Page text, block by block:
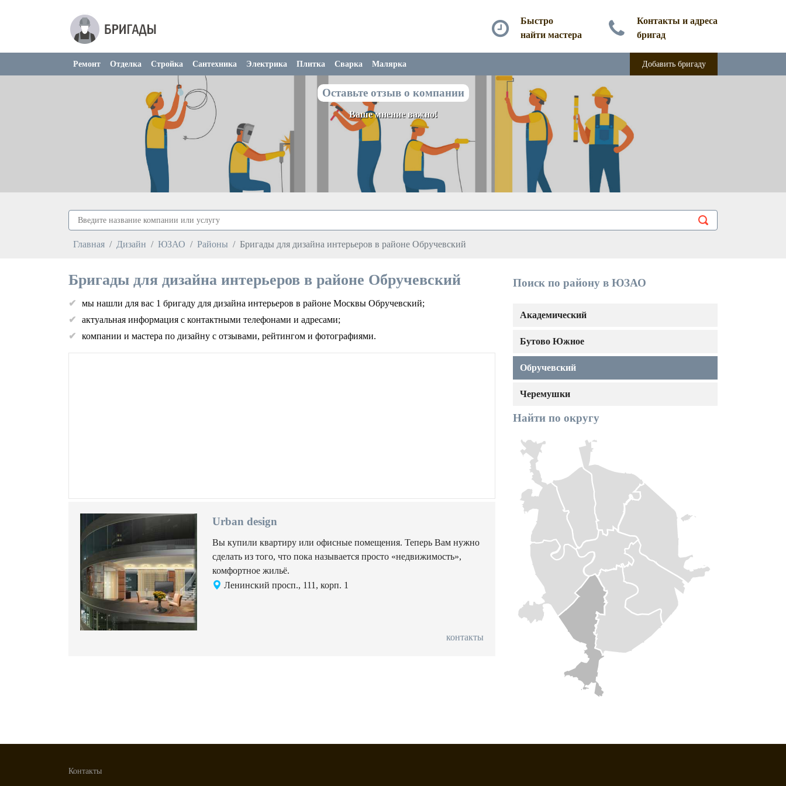
Быстро
найти мастера
Контакты и адреса
бригад
Ремонт Отделка Стройка Сантехника Электрика Плитка Сварка Малярка Добавить бригаду
Оставьте отзыв о компании
Ваше мнение важно!
Главная Дизайн ЮЗАО Районы Бригады для дизайна интерьеров в районе Обручевский
Поиск по району в ЮЗАО
Академический
Бутово Южное
Обручевский
Черемушки
Найти по округу
Бригады для дизайна интерьеров в районе Обручевский
мы нашли для вас 1 бригаду для дизайна интерьеров в районе Москвы Обручевский;
актуальная информация с контактными телефонами и адресами;
компании и мастера по дизайну с отзывами, рейтингом и фотографиями.
Urban design
Вы купили квартиру или офисные помещения. Теперь Вам нужно
сделать из того, что пока называется просто «недвижимость»,
комфортное жильё.
Ленинский просп., 111, корп. 1
контакты
Контакты